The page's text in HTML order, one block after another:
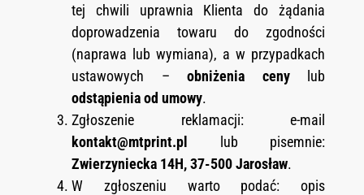
tej chwili uprawnia Klienta do żądania
doprowadzenia towaru do zgodności
(naprawa lub wymiana), a w przypadkach
ustawowych – obniżenia cenylub
odstąpienia od umowy.
Zgłoszenie reklamacji: e-mail
kontakt@mtprint.pl lub pisemnie:
Zwierzyniecka 14H, 37-500 Jarosław.
W zgłoszeniu warto podać: opis